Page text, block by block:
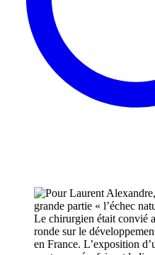
Le chirurgien était convié
ronde sur le
en France. L’exposition